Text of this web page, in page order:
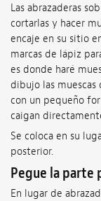
Las abrazaderas
cortarlas y hacer
encaje en su sitio
marcas de lápiz
es donde haré
dibujo las muescas
con un pequeño
caigan
Se coloca en su
posterior.
Pegue la parte
En lugar de